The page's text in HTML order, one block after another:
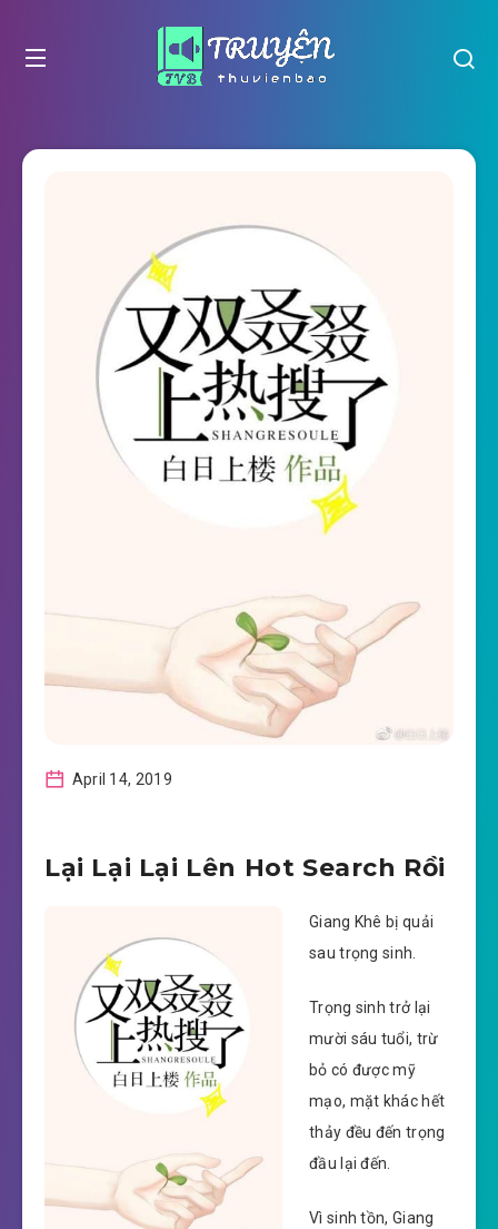
April 14, 2019
Lại Lại Lại Lên Hot Search Rồi
Giang Khê bị quải
sau trọng sinh.
Trọng sinh trở lại
mười sáu tuổi, trừ
bỏ có được mỹ
mạo, mặt khác hết
thảy đều đến trọng
đầu lại đến.
Vì sinh tồn, Giang